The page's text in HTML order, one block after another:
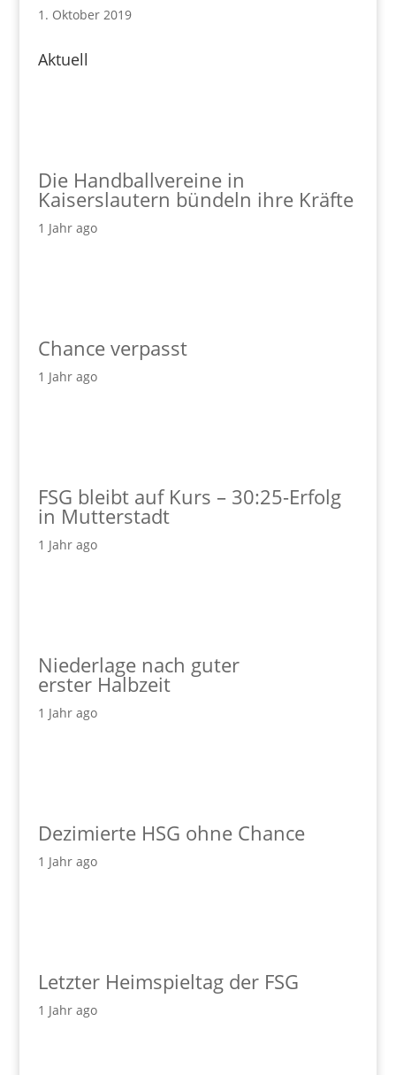
1. Oktober 2019
Aktuell
Die Handballvereine in
Kaiserslautern bündeln ihre Kräfte
1 Jahr ago
Chance verpasst
1 Jahr ago
FSG bleibt auf Kurs – 30:25-Erfolg
in Mutterstadt
1 Jahr ago
Niederlage nach guter
erster Halbzeit
1 Jahr ago
Dezimierte HSG ohne Chance
1 Jahr ago
Letzter Heimspieltag der FSG
1 Jahr ago